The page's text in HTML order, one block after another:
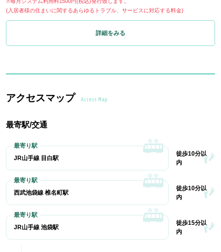
(入居者様の住まいに関するあらゆるトラブル、サービスに対応する料金)
詳細をみる
アクセスマップ Access Map
最寄駅/交通
JR山手線 目白駅
徒歩10分以
内
西武池袋線 椎名町駅
徒歩10分以
内
JR山手線 池袋駅
徒歩15分以
内